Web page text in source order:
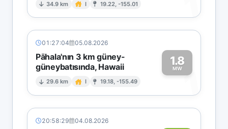
34.9 km I 19.22, -155.01
01:27:04 05.08.2026
Pāhala'nın 3 km güney-
güneybatısında, Hawaii
29.6 km I 19.18, -155.49
1.8
MW1
20:58:29 04.08.2026